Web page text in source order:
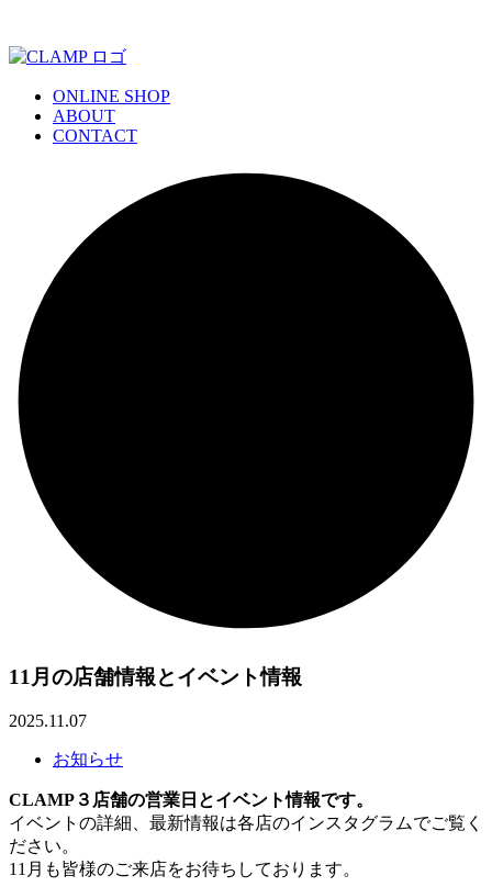
ONLINE SHOP
ABOUT
CONTACT
11月の店舗情報とイベント情報
2025.11.07
お知らせ
CLAMP３店舗の営業日とイベント情報です。
イベントの詳細、最新情報は各店のインスタグラムでご覧く
ださい。
11月も皆様のご来店をお待ちしております。